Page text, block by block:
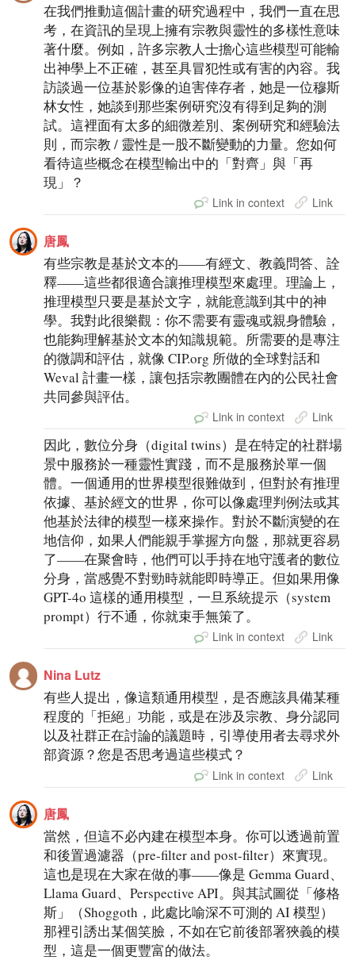
在我們推動這個計畫的研究過程中，我們一直在思
考，在資訊的呈現上擁有宗教與靈性的多樣性意味
著什麼。例如，許多宗教人士擔心這些模型可能輸
出神學上不正確，甚至具冒犯性或有害的內容。我
訪談過一位基於影像的迫害倖存者，她是一位穆斯
林女性，她談到那些案例研究沒有得到足夠的測
試。這裡面有太多的細微差別、案例研究和經驗法
則，而宗教 / 靈性是一股不斷變動的力量。您如何
看待這些概念在模型輸出中的「對齊」與「再
現」？
Link in context Link
唐鳳
有些宗教是基於文本的——有經文、教義問答、詮
釋——這些都很適合讓推理模型來處理。理論上，
推理模型只要是基於文字，就能意識到其中的神
學。我對此很樂觀：你不需要有靈魂或親身體驗，
也能夠理解基於文本的知識規範。所需要的是專注
的微調和評估，就像 CIP.org 所做的全球對話和
Weval 計畫一樣，讓包括宗教團體在內的公民社會
共同參與評估。
Link in context Link
因此，數位分身（digital twins）是在特定的社群場
景中服務於一種靈性實踐，而不是服務於單一個
體。一個通用的世界模型很難做到，但對於有推理
依據、基於經文的世界，你可以像處理判例法或其
他基於法律的模型一樣來操作。對於不斷演變的在
地信仰，如果人們能親手掌握方向盤，那就更容易
了——在聚會時，他們可以手持在地守護者的數位
分身，當感覺不對勁時就能即時導正。但如果用像
GPT-4o 這樣的通用模型，一旦系統提示（system
prompt）行不通，你就束手無策了。
Link in context Link
Nina Lutz
有些人提出，像這類通用模型，是否應該具備某種
程度的「拒絕」功能，或是在涉及宗教、身分認同
以及社群正在討論的議題時，引導使用者去尋求外
部資源？您是否思考過這些模式？
Link in context Link
唐鳳
當然，但這不必內建在模型本身。你可以透過前置
和後置過濾器（pre-filter and post-filter）來實現。
這也是現在大家在做的事——像是 Gemma Guard、
Llama Guard、Perspective API。與其試圖從「修格
斯」（Shoggoth，此處比喻深不可測的 AI 模型）
那裡引誘出某個笑臉，不如在它前後部署狹義的模
型，這是一個更豐富的做法。